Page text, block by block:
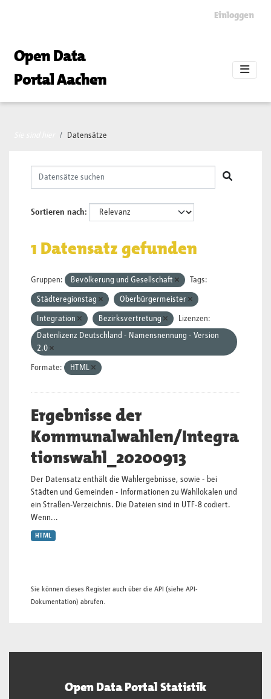
Einloggen
Open Data
Portal Aachen
Datensätze
Sortieren nach
1 Datensatz gefunden
Gruppen: Bevölkerung und Gesellschaft Tags:
Städteregionstag Oberbürgermeister
Integration Bezirksvertretung
Lizenzen:
Datenlizenz Deutschland - Namensnennung - Version
2.0
Formate: HTML
Ergebnisse der
Kommunalwahlen/Integra
tionswahl_20200913
Der Datensatz enthält die Wahlergebnisse, sowie - bei
Städten und Gemeinden - Informationen zu Wahllokalen und
ein Straßen-Verzeichnis. Die Dateien sind in UTF-8 codiert.
Wenn...
HTML
Sie können dieses Register auch über die API (siehe API-
Dokumentation) abrufen.
Open Data Portal Statistik